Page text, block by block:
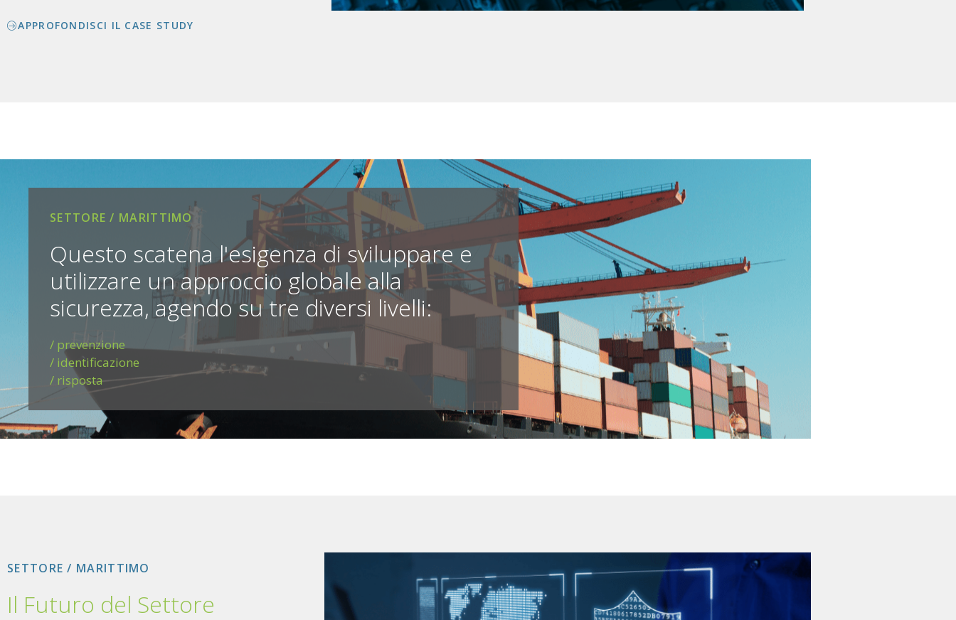
APPROFONDISCI IL CASE STUDY
SETTORE / MARITTIMO
Questo scatena l'esigenza di sviluppare e
utilizzare un approccio globale alla
sicurezza, agendo su tre diversi livelli:
/ prevenzione
/ identificazione
/ risposta
SETTORE / MARITTIMO
Il Futuro del Settore